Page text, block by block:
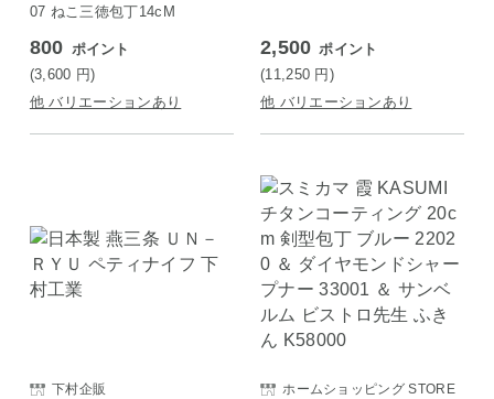
07 ねこ三徳包丁14cM
800 ポイント
(3,600 円)
他 バリエーションあり
2,500 ポイント
(11,250 円 )
他 バリエーションあり
下村企販
ホームショッピング STORE